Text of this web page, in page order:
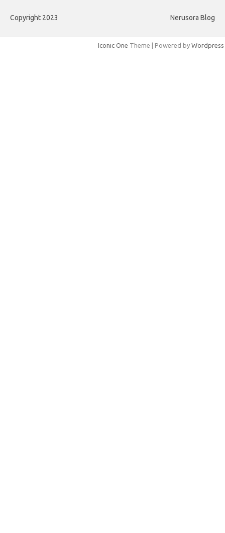
ブ
Copyright 2023 Nerusora Blog
Iconic One Theme | Powered by Wordpress